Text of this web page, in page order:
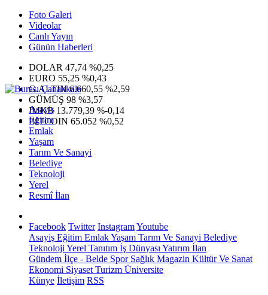
Foto Galeri
Videolar
Canlı Yayın
Günün Haberleri
DOLAR 47,74 %0,25
EURO 55,25 %0,43
G.ALTIN6.660,55 %2,59
GÜMÜŞ 98 %3,57
IMKB 13.779,39 %-0,14
BITCOIN 65.052 %0,52
Asayiş
Eğitim
Emlak
Yaşam
Tarım Ve Sanayi
Belediye
Teknoloji
Yerel
Resmî İlan
Facebook Twitter InstagramYoutube
Asayiş Eğitim EmlakYaşam Tarım Ve Sanayi Belediye
Teknoloji Yerel Tanıtım İş Dünyası Yatırım İlan
Gündem İlçe - Belde SporSağlık Magazin Kültür Ve Sanat
Ekonomi Siyaset Turizm Üniversite
Künye İletişim RSS